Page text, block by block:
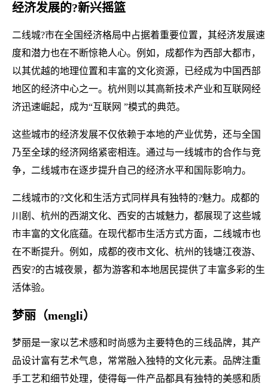
经济发展的?新兴摇篮
二线城?市在全国经济格局中占据着重要位置，其经济发展速
度和潜力也在不断惊艳人心。例如，成都作为西部大都市，
以其优越的地理位置和丰富的文化资源，已经成为中国西部
地区的经济中心之一。杭州则以其高新技术产业和互联网经
济迅速崛起，成为“互联网 ”模式的典范。
这些城市的经济发展不仅依赖于本地的产业优势，还与全国
乃至全球的经济网络紧密相连。通过与一线城市的合作与竞
争，二线城市在逐步提升自己的经济水平和国际影响力。
二线城市的?文化和生活方式同样具有独特的?魅力。成都的
川剧、杭州的西湖文化、西安的古城魅力，都展现了这些城
市丰富的文化底蕴。在现代都市生活方式方面，二线城市也
在不断提升。例如，成都的夜市文化、杭州的钱塘江夜游、
西安?的古城夜景，都为游客和本地居民提供了丰富多彩的生
活体验。
梦丽（mengli）
梦丽是一家以艺术感和时尚感为主要特色的三线品牌，其产
品设计富有艺术气息，常常融入独特的文化元素。品牌注重
手工艺和细节处理，使得每一件产品都具有独特的美感和质